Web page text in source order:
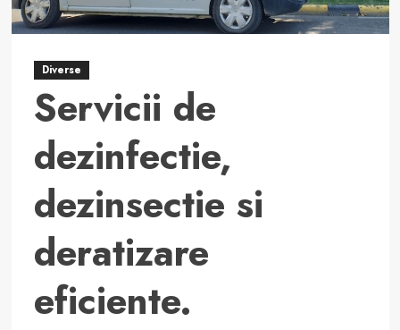
Diverse
Servicii de
dezinfectie,
dezinsectie si
deratizare
eficiente.